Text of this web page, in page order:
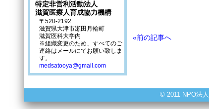
特定非営利活動法人
滋賀医療人育成協力機構
〒520-2192
滋賀県大津市瀬田月輪町
滋賀医科大学内
※組織変更のため、すべてのご
連絡はメールにてお願い致しま
す。
medsatooya@gmail.com
«前の記事へ
© 2011 NPO法